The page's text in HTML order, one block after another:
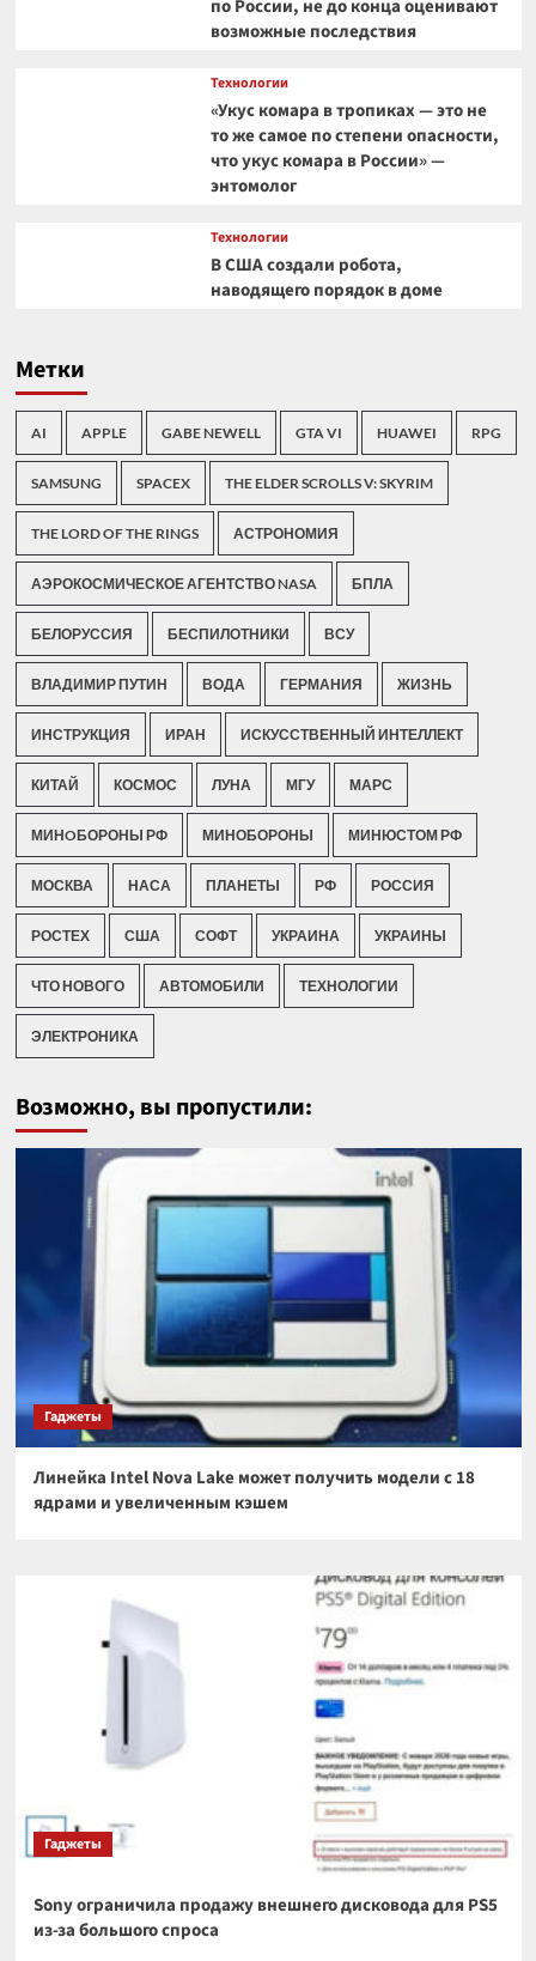
по России, не до конца оценивают
возможные последствия
Технологии
«Укус комара в тропиках — это не
то же самое по степени опасности,
что укус комара в России» —
энтомолог
Технологии
В США создали робота,
наводящего порядок в доме
Метки
AI APPLE GABE NEWELL GTA VI HUAWEI RPG
SAMSUNG SPACEX THE ELDER SCROLLS V: SKYRIM
THE LORD OF THE RINGS АСТРОНОМИЯ
АЭРОКОСМИЧЕСКОЕ АГЕНТСТВО NASA БПЛА
БЕЛОРУССИЯ БЕСПИЛОТНИКИ ВСУ
ВЛАДИМИР ПУТИН ВОДА ГЕРМАНИЯ ЖИЗНЬ
ИНСТРУКЦИЯ ИРАН ИСКУССТВЕННЫЙ ИНТЕЛЛЕКТ
КИТАЙ КОСМОС ЛУНА МГУ МАРС
МИНOБОРОНЫ РФ МИНОБОРОНЫ МИНЮСТОМ РФ
МОСКВА НАСА ПЛАНЕТЫ РФ РОССИЯ
РОСТЕХ США СОФТ УКРАИНА УКРАИНЫ
ЧТО НОВОГО АВТОМОБИЛИ ТЕХНОЛОГИИ
ЭЛЕКТРОНИКА
Возможно, вы пропустили:
Гаджеты
Линейка Intel Nova Lake может получить модели с 18
ядрами и увеличенным кэшем
Гаджеты
Sony ограничила продажу внешнего дисковода для PS5
из-за большого спроса